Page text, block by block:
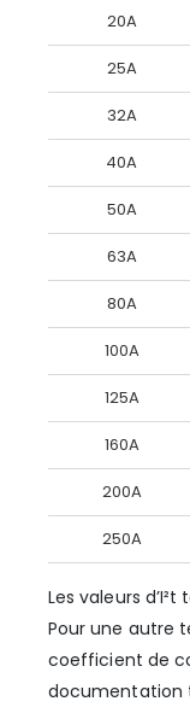
20A
25A
32A
40A
50A
63A
80A
100A
125A
160A
200A
250A
Les valeurs
Pour une autre
coefficient de
documentation